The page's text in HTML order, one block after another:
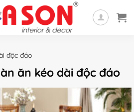
độc đáo
ăn kéo dài độc đáo